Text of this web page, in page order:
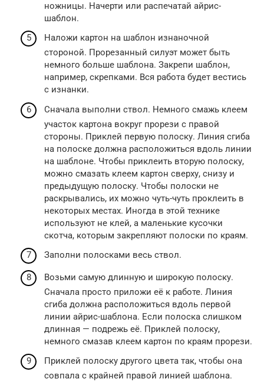
ножницы. Начерти или распечатай айрис-
шаблон.
Наложи картон на шаблон изнаночной
стороной. Прорезанный силуэт может быть
немного больше шаблона. Закрепи шаблон,
например, скрепками. Вся работа будет вестись
с изнанки.
Сначала выполни ствол. Немного смажь клеем
участок картона вокруг прорези с правой
стороны. Приклей первую полоску. Линия сгиба
на полоске должна расположиться вдоль линии
на шаблоне. Чтобы приклеить вторую полоску,
можно смазать клеем картон сверху, снизу и
предыдущую полоску. Чтобы полоски не
раскрывались, их можно чуть-чуть проклеить в
некоторых местах. Иногда в этой технике
используют не клей, а маленькие кусочки
скотча, которым закрепляют полоски по краям.
Заполни полосками весь ствол.
Возьми самую длинную и широкую полоску.
Сначала просто приложи её к работе. Линия
сгиба должна расположиться вдоль первой
линии айрис-шаблона. Если полоска слишком
длинная — подрежь её. Приклей полоску,
немного смазав клеем картон по краям прорези.
Приклей полоску другого цвета так, чтобы она
совпала с крайней правой линией шаблона.